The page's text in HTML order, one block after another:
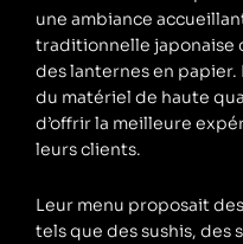
une ambiance
traditionnelle japonaise
des lanternes en
du matériel de haute
d’offrir la meilleure
leurs clients.
Leur menu proposait
tels que des sushis, des